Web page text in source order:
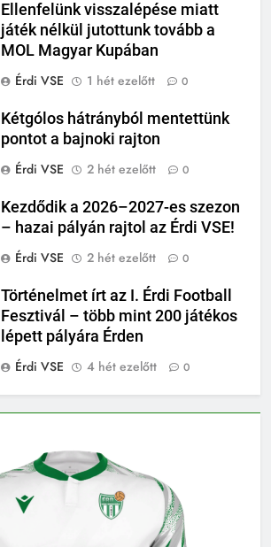
Ellenfelünk visszalépése miatt
játék nélkül jutottunk tovább a
MOL Magyar Kupában
Érdi VSE
1 hét ezelőtt 0
Kétgólos hátrányból mentettünk
pontot a bajnoki rajton
Érdi VSE
2 hét ezelőtt 0
Kezdődik a 2026–2027-es szezon
– hazai pályán rajtol az Érdi VSE!
Érdi VSE
2 hét ezelőtt 0
Történelmet írt az I. Érdi Football
Fesztivál – több mint 200 játékos
lépett pályára Érden
Érdi VSE
4 hét ezelőtt 0